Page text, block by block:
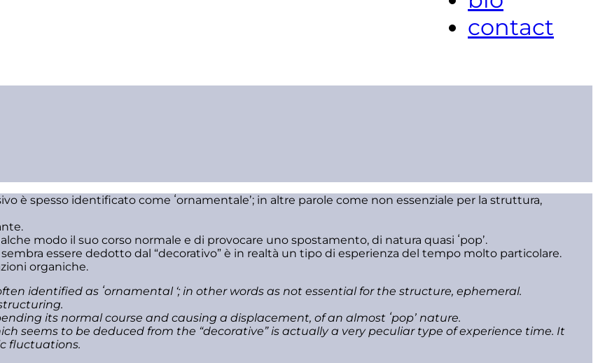
contact
è spesso identificato come ʻornamentaleʼ; in altre parole come non essenziale per la struttura,
modo il suo corso normale e di provocare uno spostamento, di natura quasi ʻpopʼ.
essere dedotto dal “decorativo” è in realtà un tipo di esperienza del tempo molto particolare.
organiche.
identified as ʻornamental ‘; in other words as not essential for the structure, ephemeral.
its normal course and causing a displacement, of an almost ʻpopʼ nature.
seems to be deduced from the “decorative” is actually a very peculiar type of experience time. It
fluctuations.